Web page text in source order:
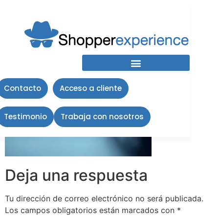
Contacto Acceso a cliente
Testimonio Trabaja con nosotros
medir calidad de
servicio
Deja una respuesta
Tu dirección de correo electrónico no será publicada.
Los campos obligatorios están marcados con *